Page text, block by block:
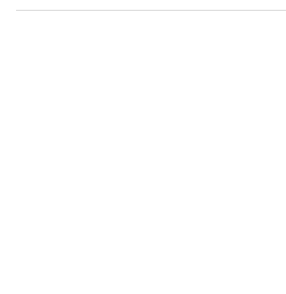
sobre lo que significa cada uno Vamos a...